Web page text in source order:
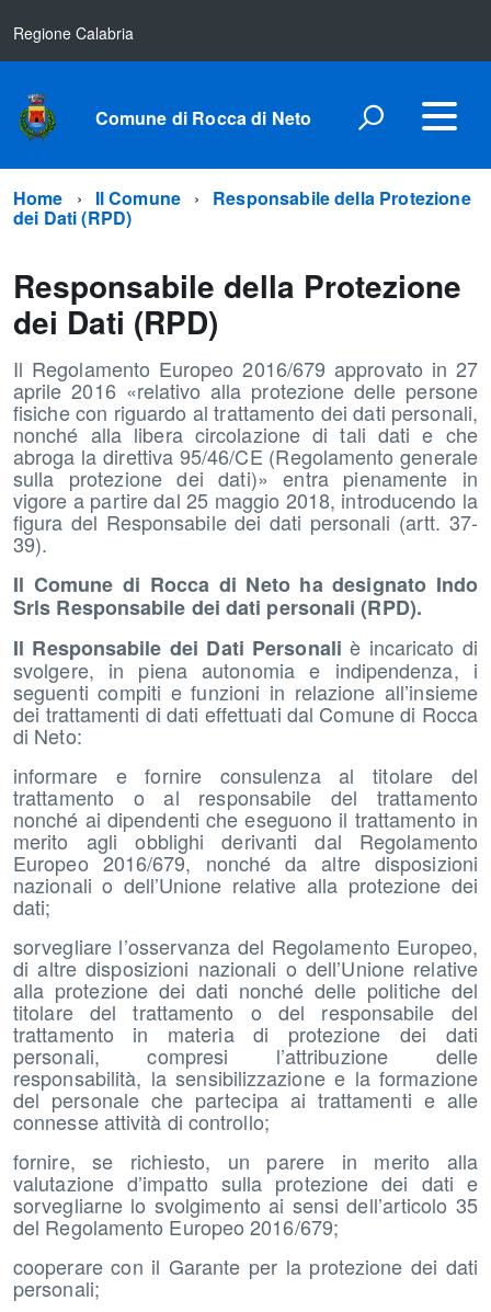
Regione Calabria
Comune di Rocca di Neto
Home Il Comune Responsabile della Protezione
dei Dati (RPD)
Responsabile della Protezione
dei Dati (RPD)
Il Regolamento Europeo 2016/679 approvato in 27
aprile 2016 «relativo alla protezione delle persone
fisiche con riguardo al trattamento dei dati personali,
nonché alla libera circolazione di tali dati e che
abroga la direttiva 95/46/CE (Regolamento generale
sulla protezione dei dati)» entra pienamente in
vigore a partire dal 25 maggio 2018, introducendo la
figura del Responsabile dei dati personali (artt. 37-
39).
Il Comune di Rocca di Neto ha designato Indo
Srls Responsabile dei dati personali (RPD).
Il Responsabile dei Dati Personali è incaricato di
svolgere, in piena autonomia e indipendenza, i
seguenti compiti e funzioni in relazione all’insieme
dei trattamenti di dati effettuati dal Comune di Rocca
di Neto:
informare e fornire consulenza al titolare del
trattamento o al responsabile del trattamento
nonché ai dipendenti che eseguono il trattamento in
merito agli obblighi derivanti dal Regolamento
Europeo 2016/679, nonché da altre disposizioni
nazionali o dell’Unione relative alla protezione dei
dati;
sorvegliare l’osservanza del Regolamento Europeo,
di altre disposizioni nazionali o dell’Unione relative
alla protezione dei dati nonché delle politiche del
titolare del trattamento o del responsabile del
trattamento in materia di protezione dei dati
personali, compresi l’attribuzione delle
responsabilità, la sensibilizzazione e la formazione
del personale che partecipa ai trattamenti e alle
connesse attività di controllo;
fornire, se richiesto, un parere in merito alla
valutazione d’impatto sulla protezione dei dati e
sorvegliarne lo svolgimento ai sensi dell’articolo 35
del Regolamento Europeo 2016/679;
cooperare con il Garante per la protezione dei dati
personali;